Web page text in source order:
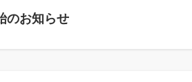
のお知らせ